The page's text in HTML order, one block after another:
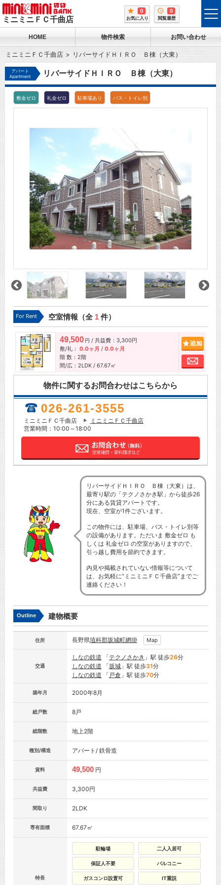
ミニミニＦＣ千曲店
0
お気に入り
0
閲覧履歴
HOME 物件検索 お問い合わせ
ミニミニＦＣ千曲店 リバーサイドＨＩＲＯ Ｂ棟（大東）
アパート
Apartment
リバーサイドＨＩＲＯ Ｂ棟（大東）
敷金ゼロ 礼金ゼロ 駐車場あり バス・トイレ別
For Rent 空室情報（全 1件）
49,500 円 / 共益費：3,300円
敷/礼： 0.0ヶ月 / 0.0ヶ月
階 数：2階
間/広：2LDK / 67.67㎡
お問
物件に関するお問合わせはこちらから
026-261-3555
ミニミニＦＣ千曲店
ミニミニＦＣ千曲店
営業時間：10:00～18:00
リバーサイドＨＩＲＯ Ｂ棟（大東）は、
最寄り駅の「テクノさかき駅」から徒歩26
分にある賃貸アパートです。
現在、空室が1件ございます。
この物件には、駐車場、バス・トイレ別等
の設備があります。ただいま 敷金ゼロ も
しくは 礼金ゼロ の空室がありますので、
引っ越し費用を節約できます。
内見や掲載されていない情報等について
は、お気軽に”ミニミニＦＣ千曲店”までご
連絡ください！
Outline 建物概要
住所 長野県埴科郡坂城町網掛 Map
交通
しなの鉄道 「テクノさかき 」駅 徒歩26分
しなの鉄道 「坂城」駅 徒歩31分
しなの鉄道 「 戸倉」駅 徒歩70分
築年月 2000年8月
総戸数 8戸
総階数 地上2階
種別/構造 アパート/ 鉄骨造
賃料 49,500 円
共益費 3,300円
間取り 2LDK
専有面積 67.67㎡
特長
駐輪場 二人入居可
保証人不要 バルコニー
ガスコンロ設置可 IT重説